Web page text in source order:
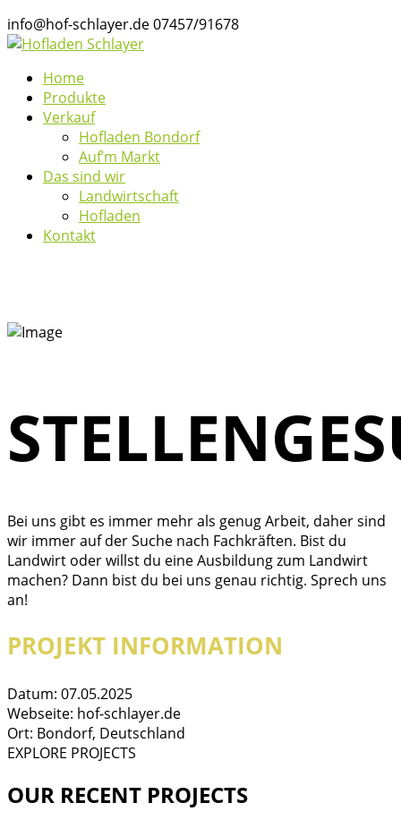
info@hof-schlayer.de07457/91678
Home
Produkte
Verkauf
Hofladen Bondorf
Auf’m Markt
Das sind wir
Landwirtschaft
Hofladen
Kontakt
Bei uns gibt es immer mehr als genug Arbeit, daher sind
wir immer auf der Suche nach Fachkräften. Bist du
Landwirt oder willst du eine Ausbildung zum Landwirt
machen? Dann bist du bei uns genau richtig. Sprech uns
an!
PROJEKT INFORMATION
Datum: 07.05.2025
Webseite: hof-schlayer.de
Ort: Bondorf, Deutschland
EXPLORE PROJECTS
OUR RECENT PROJECTS